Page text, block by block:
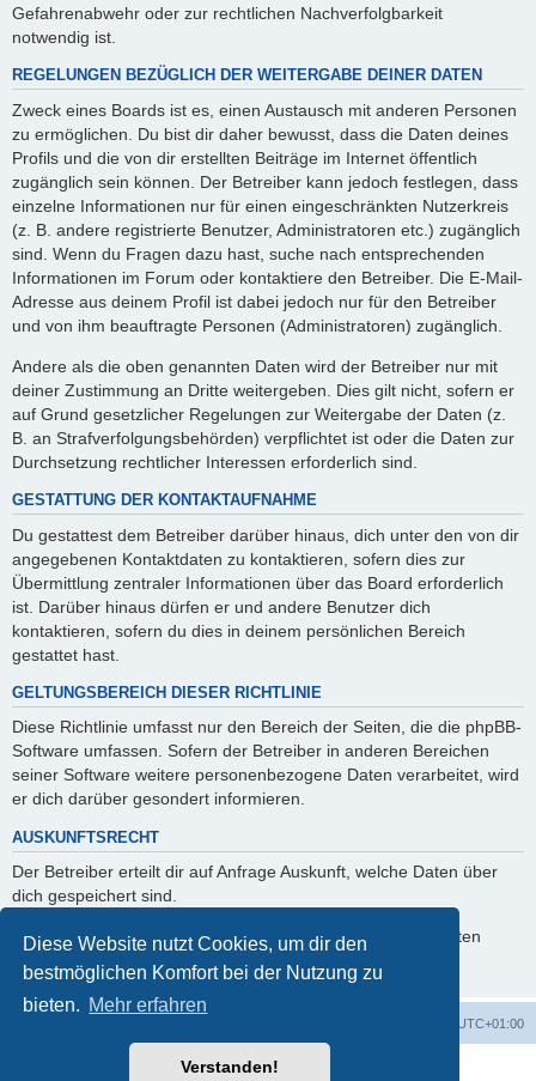
Diese Website nutzt Cookies, um dir den
bestmöglichen Komfort bei der Nutzung zu
bieten. Mehr erfahren
Verstanden!
Gefahrenabwehr oder zur rechtlichen Nachverfolgbarkeit
notwendig ist.
REGELUNGEN BEZÜGLICH DER WEITERGABE DEINER DATEN
Zweck eines Boards ist es, einen Austausch mit anderen Personen
zu ermöglichen. Du bist dir daher bewusst, dass die Daten deines
Profils und die von dir erstellten Beiträge im Internet öffentlich
zugänglich sein können. Der Betreiber kann jedoch festlegen, dass
einzelne Informationen nur für einen eingeschränkten Nutzerkreis
(z. B. andere registrierte Benutzer, Administratoren etc.) zugänglich
sind. Wenn du Fragen dazu hast, suche nach entsprechenden
Informationen im Forum oder kontaktiere den Betreiber. Die E-Mail-
Adresse aus deinem Profil ist dabei jedoch nur für den Betreiber
und von ihm beauftragte Personen (Administratoren) zugänglich.
Andere als die oben genannten Daten wird der Betreiber nur mit
deiner Zustimmung an Dritte weitergeben. Dies gilt nicht, sofern er
auf Grund gesetzlicher Regelungen zur Weitergabe der Daten (z.
B. an Strafverfolgungsbehörden) verpflichtet ist oder die Daten zur
Durchsetzung rechtlicher Interessen erforderlich sind.
GESTATTUNG DER KONTAKTAUFNAHME
Du gestattest dem Betreiber darüber hinaus, dich unter den von dir
angegebenen Kontaktdaten zu kontaktieren, sofern dies zur
Übermittlung zentraler Informationen über das Board erforderlich
ist. Darüber hinaus dürfen er und andere Benutzer dich
kontaktieren, sofern du dies in deinem persönlichen Bereich
gestattet hast.
GELTUNGSBEREICH DIESER RICHTLINIE
Diese Richtlinie umfasst nur den Bereich der Seiten, die die phpBB-
Software umfassen. Sofern der Betreiber in anderen Bereichen
seiner Software weitere personenbezogene Daten verarbeitet, wird
er dich darüber gesondert informieren.
AUSKUNFTSRECHT
Der Betreiber erteilt dir auf Anfrage Auskunft, welche Daten über
dich gespeichert sind.
Du kannst jederzeit die Löschung bzw. Sperrung deiner Daten
verlangen. Kontaktiere hierzu bitte den Betreiber.
UTC+01:00
Powered byphpBB® Forum Software © phpBB Limited